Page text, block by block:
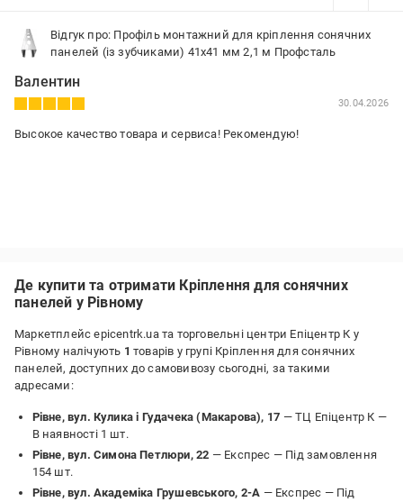
Відгук про: Профіль монтажний для кріплення сонячних
панелей (із зубчиками) 41х41 мм 2,1 м Профсталь
Валентин
30.04.2026
Высокое качество товара и сервиса! Рекомендую!
Де купити та отримати Кріплення для сонячних
панелей у Рівному
Маркетплейс epicentrk.ua та торговельні центри Епіцентр К у
Рівному налічують 1 товарів у групі Кріплення для сонячних
панелей, доступних до самовивозу сьогодні, за такими
адресами:
Рівне, вул. Кулика і Гудачека (Макарова), 17 — ТЦ Епіцентр К —
В наявності 1 шт.
Рівне, вул. Симона Петлюри, 22 — Експрес — Під замовлення
154 шт.
Рівне, вул. Академіка Грушевського, 2-А — Експрес — Під